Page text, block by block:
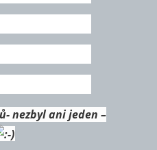
ani jeden –